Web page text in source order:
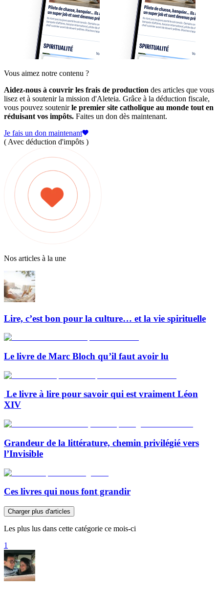
Vous aimez notre contenu ?
Aidez-nous à couvrir les frais de production des articles que vous
lisez et à soutenir la mission d'Aleteia. Grâce à la déduction fiscale,
vous pouvez soutenirle premier site catholique au monde tout en
réduisant vos impôts. Faites un don dès maintenant.
Je fais un don maintenant
( Avec déduction d'impôts )
Nos articles à la une
Lire, c’est bon pour la culture… et la vie spirituelle
Le livre de Marc Bloch qu’il faut avoir lu
Le livre à lire pour savoir qui est vraiment Léon
XIV
Grandeur de la littérature, chemin privilégié vers
l’Invisible
Ces livres qui nous font grandir
Charger plus d'articles
Les plus lus dans cette catégorie ce mois-ci
1